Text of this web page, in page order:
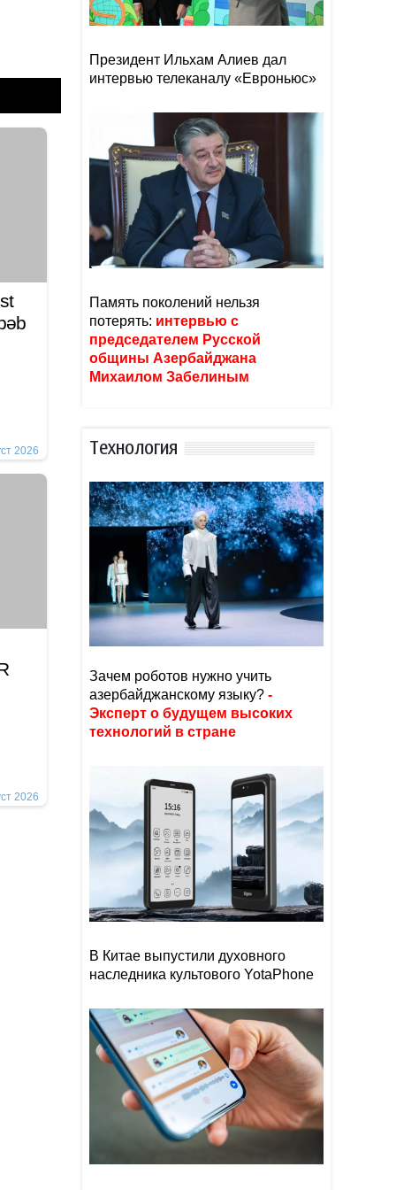
2026
2026
Президент Ильхам Алиев дал
интервью телеканалу «Евроньюс»
Память поколений нельзя
потерять: интервью с
председателем Русской
общины Азербайджана
Михаилом Забелиным
Тexнoлoгия
Зачем роботов нужно учить
азербайджанскому языку? -
Эксперт о будущем высоких
технологий в стране
В Китае выпустили духовного
наследника культового YotaPhone